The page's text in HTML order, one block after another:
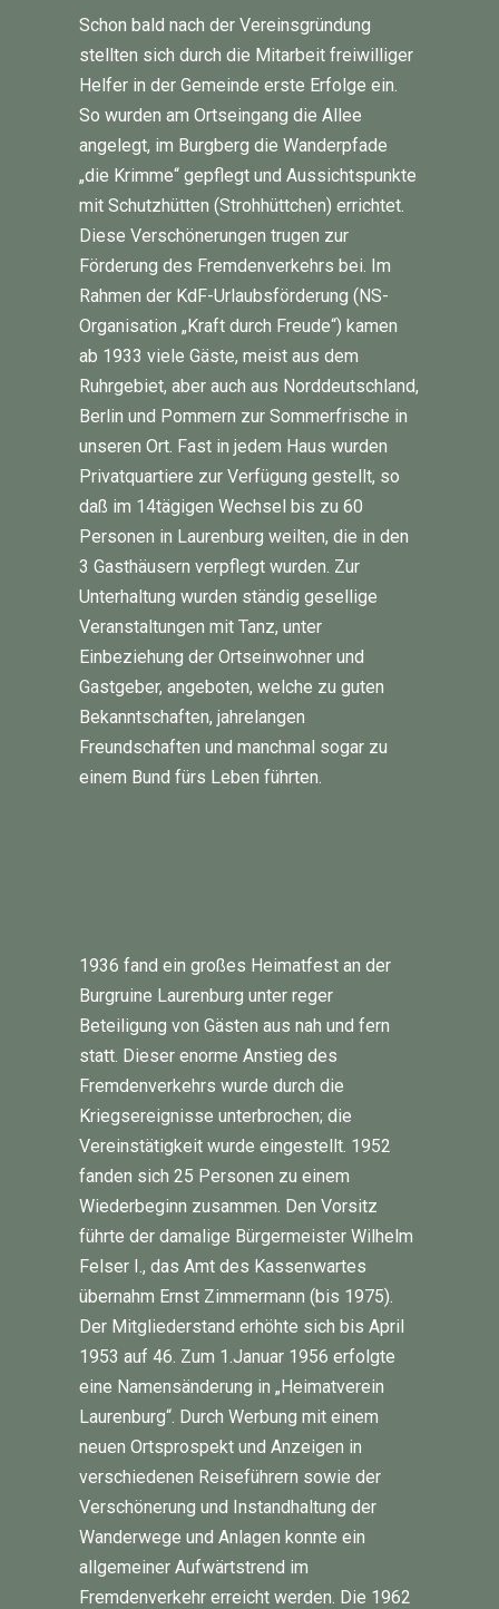
Schon bald nach der Vereinsgründung
stellten sich durch die Mitarbeit freiwilliger
Helfer in der Gemeinde erste Erfolge ein.
So wurden am Ortseingang die Allee
angelegt, im Burgberg die Wanderpfade
„die Krimme“ gepflegt und Aussichtspunkte
mit Schutzhütten (Strohhüttchen) errichtet.
Diese Verschönerungen trugen zur
Förderung des Fremdenverkehrs bei. Im
Rahmen der KdF-Urlaubsförderung (NS-
Organisation „Kraft durch Freude“) kamen
ab 1933 viele Gäste, meist aus dem
Ruhrgebiet, aber auch aus Norddeutschland,
Berlin und Pommern zur Sommerfrische in
unseren Ort. Fast in jedem Haus wurden
Privatquartiere zur Verfügung gestellt, so
daß im 14tägigen Wechsel bis zu 60
Personen in Laurenburg weilten, die in den
3 Gasthäusern verpflegt wurden. Zur
Unterhaltung wurden ständig gesellige
Veranstaltungen mit Tanz, unter
Einbeziehung der Ortseinwohner und
Gastgeber, angeboten, welche zu guten
Bekanntschaften, jahrelangen
Freundschaften und manchmal sogar zu
einem Bund fürs Leben führten.
1936 fand ein großes Heimatfest an der
Burgruine Laurenburg unter reger
Beteiligung von Gästen aus nah und fern
statt. Dieser enorme Anstieg des
Fremdenverkehrs wurde durch die
Kriegsereignisse unterbrochen; die
Vereinstätigkeit wurde eingestellt. 1952
fanden sich 25 Personen zu einem
Wiederbeginn zusammen. Den Vorsitz
führte der damalige Bürgermeister Wilhelm
Felser I., das Amt des Kassenwartes
übernahm Ernst Zimmermann (bis 1975).
Der Mitgliederstand erhöhte sich bis April
1953 auf 46. Zum 1.Januar 1956 erfolgte
eine Namensänderung in „Heimatverein
Laurenburg“. Durch Werbung mit einem
neuen Ortsprospekt und Anzeigen in
verschiedenen Reiseführern sowie der
Verschönerung und Instandhaltung der
Wanderwege und Anlagen konnte ein
allgemeiner Aufwärtstrend im
Fremdenverkehr erreicht werden. Die 1962